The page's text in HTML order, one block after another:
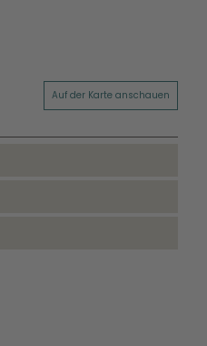
Auf der Karte anschauen